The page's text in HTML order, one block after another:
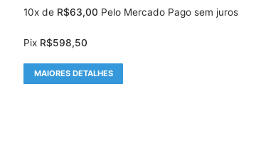
10x de R$63,00 Pelo Mercado Pago sem juros
Pix R$598,50
MAIORES DETALHES